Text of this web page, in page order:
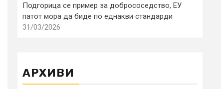
Подгорица се пример за добрососедство, ЕУ
патот мора да биде по еднакви стандарди
31/03/2026
АРХИВИ